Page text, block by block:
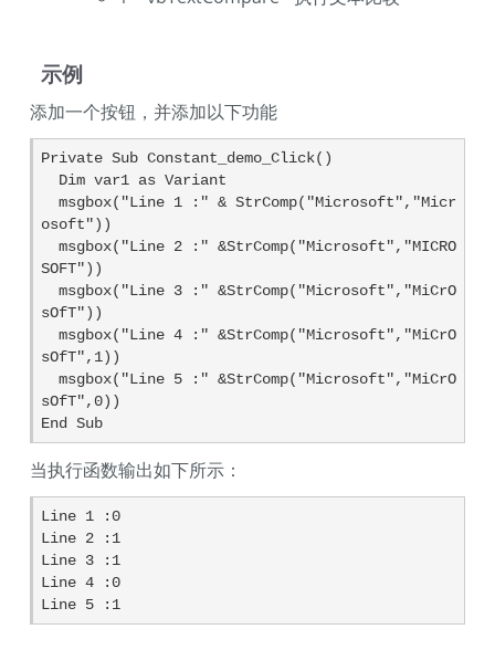
示例
添加一个按钮，并添加以下功能
Private Sub Constant_demo_Click()
osoft"))
SOFT"))
sOfT"))
sOfT",1))
sOfT",0))
End Sub
当执行函数输出如下所示：
Line 1 :0
Line 2 :1
Line 3 :1
Line 4 :0
Line 5 :1